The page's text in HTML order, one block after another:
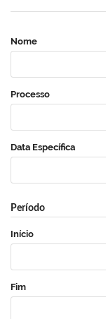
Nome
Processo
Data Específica
Período
Início
Fim